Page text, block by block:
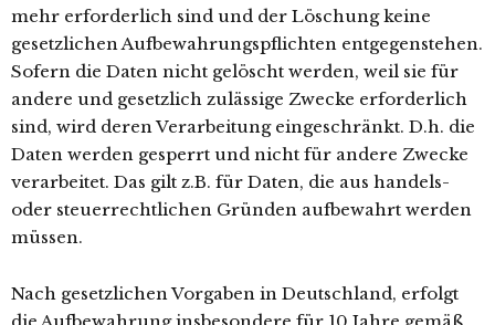
mehr erforderlich sind und der Löschung keine
gesetzlichen Aufbewahrungspflichten entgegenstehen.
Sofern die Daten nicht gelöscht werden, weil sie für
andere und gesetzlich zulässige Zwecke erforderlich
sind, wird deren Verarbeitung eingeschränkt. D.h. die
Daten werden gesperrt und nicht für andere Zwecke
verarbeitet. Das gilt z.B. für Daten, die aus handels-
oder steuerrechtlichen Gründen aufbewahrt werden
müssen.
Nach gesetzlichen Vorgaben in Deutschland, erfolgt